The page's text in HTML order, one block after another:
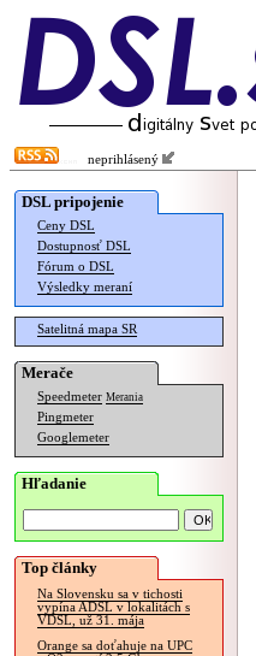
neprihlásený
DSL pripojenie
Ceny DSL
Dostupnosť DSL
Fórum o DSL
Výsledky meraní
Satelitná mapa SR
Merače
Speedmeter Merania
Pingmeter
Googlemeter
Hľadanie
Top články
Na Slovensku sa v tichosti
vypína ADSL v lokalitách s
VDSL, už 31. mája
Orange sa doťahuje na UPC